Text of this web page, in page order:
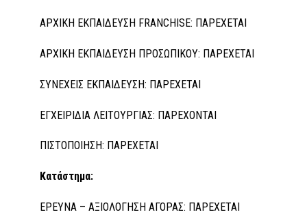
ΑΡΧΙΚΗ ΕΚΠΑΙΔΕΥΣΗ FRANCHISE: ΠΑΡΕΧΕΤΑΙ
ΑΡΧΙΚΗ ΕΚΠΑΙΔΕΥΣΗ ΠΡΟΣΩΠΙΚΟΥ: ΠΑΡΕΧΕΤΑΙ
ΣΥΝΕΧΕΙΣ ΕΚΠΑΙΔΕΥΣΗ: ΠΑΡΕΧΕΤΑΙ
ΕΓΧΕΙΡΙΔΙΑ ΛΕΙΤΟΥΡΓΙΑΣ: ΠΑΡΕΧΟΝΤΑΙ
ΠΙΣΤΟΠΟΙΗΣΗ: ΠΑΡΕΧΕΤΑΙ
Κατάστημα:
ΕΡΕΥΝΑ – ΑΞΙΟΛΟΓΗΣΗ ΑΓΟΡΑΣ: ΠΑΡΕΧΕΤΑΙ